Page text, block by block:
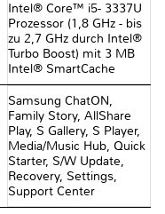
Intel® Core™ i5- 3337U
Prozessor (1,8 GHz - bis
zu 2,7 GHz durch Intel®
Turbo Boost) mit 3 MB
Intel® SmartCache
Samsung ChatON,
Family Story, AllShare
Play, S Gallery, S Player,
Media/Music Hub, Quick
Starter, S/W Update,
Recovery, Settings,
Support Center